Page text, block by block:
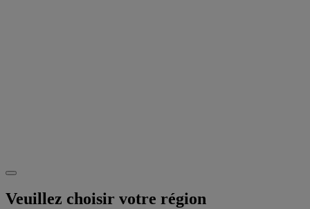
Veuillez choisir votre région